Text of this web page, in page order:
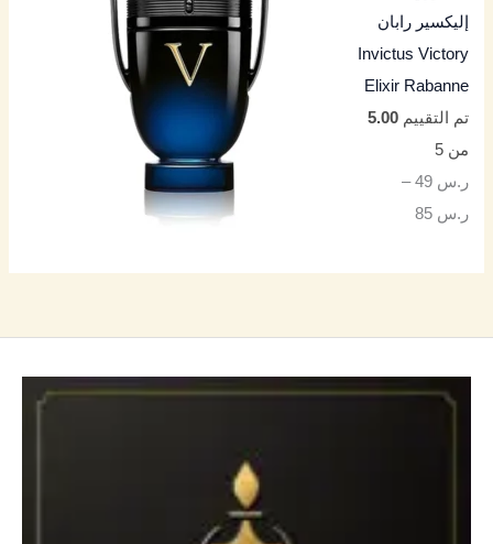
إليكسير رابان
Invictus Victory
Elixir Rabanne
تم التقييم5.00
من 5
ر.س 49
–
ر.س 85